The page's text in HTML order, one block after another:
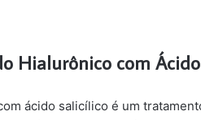
Hialurônico com
ácido salicílico é um